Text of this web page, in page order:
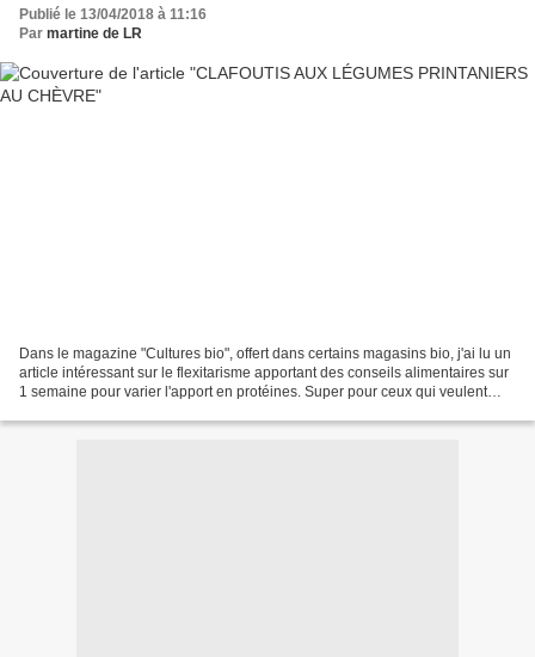
Publié le 13/04/2018 à 11:16
Par martine de LR
Dans le magazine "Cultures bio", offert dans certains magasins bio, j'ai lu un
article intéressant sur le flexitarisme apportant des conseils alimentaires sur
1 semaine pour varier l'apport en protéines. Super pour ceux qui veulent